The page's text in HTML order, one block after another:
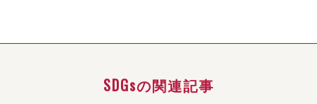
SDGsの関連記事